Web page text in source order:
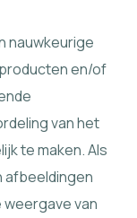
nauwkeurige
en/of
van het
te maken. Als
afbeeldingen
van